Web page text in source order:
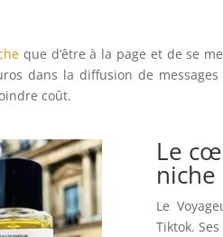
que d’être à la page et de se
dans la diffusion de
coût.
Le
niche
Le
Tiktok.